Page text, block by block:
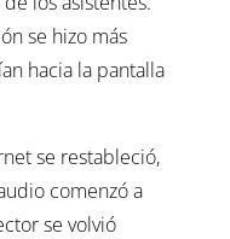
se hizo más
hacia la pantalla
se restableció,
comenzó a
se volvió